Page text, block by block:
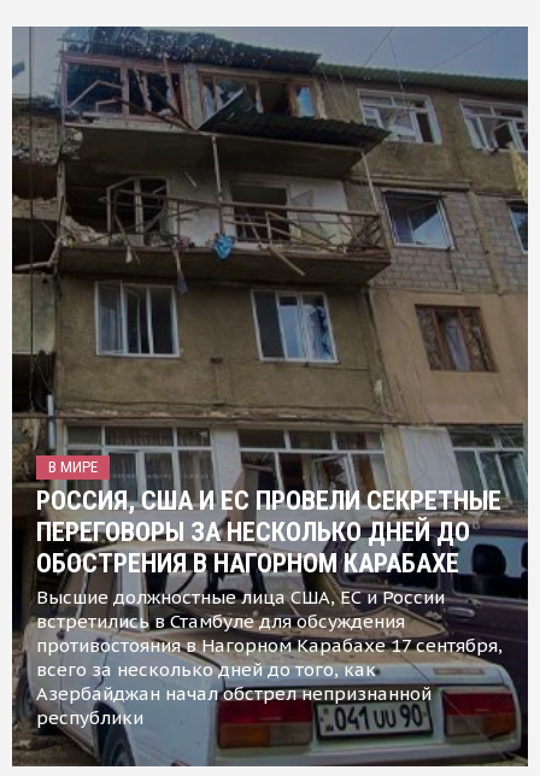
В МИРЕ
РОССИЯ, США И ЕС ПРОВЕЛИ СЕКРЕТНЫЕ
ПЕРЕГОВОРЫ ЗА НЕСКОЛЬКО ДНЕЙ ДО
ОБОСТРЕНИЯ В НАГОРНОМ КАРАБАХЕ
Высшие должностные лица США, ЕС и России
встретились в Стамбуле для обсуждения
противостояния в Нагорном Карабахе 17 сентября,
всего за несколько дней до того, как
Азербайджан начал обстрел непризнанной
республики